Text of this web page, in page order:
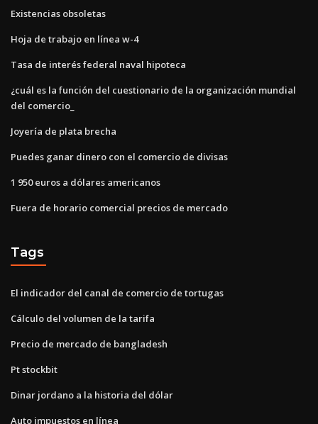
Existencias obsoletas
Hoja de trabajo en línea w-4
Tasa de interés federal naval hipoteca
¿cuál es la función del cuestionario de la organización mundial
del comercio_
Joyería de plata brecha
Puedes ganar dinero con el comercio de divisas
1 950 euros a dólares americanos
Fuera de horario comercial precios de mercado
Tags
El indicador del canal de comercio de tortugas
Cálculo del volumen de la tarifa
Precio de mercado de bangladesh
Pt stockbit
Dinar jordano a la historia del dólar
Auto impuestos en línea